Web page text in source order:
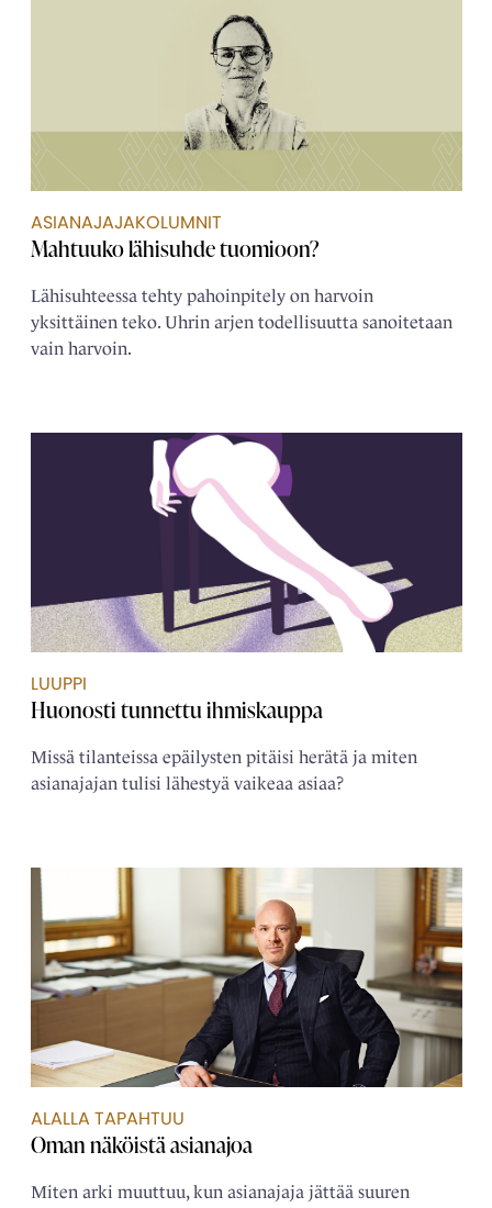
ASIANAJAJAKOLUMNIT
Mahtuuko lähisuhde tuomioon?
Lähisuhteessa tehty pahoinpitely on harvoin
yksittäinen teko. Uhrin arjen todellisuutta sanoitetaan
vain harvoin.
LUUPPI
Huonosti tunnettu ihmiskauppa
Missä tilanteissa epäilysten pitäisi herätä ja miten
asianajajan tulisi lähestyä vaikeaa asiaa?
ALALLA TAPAHTUU
Oman näköistä ­asianajoa
Miten arki muuttuu, kun asianajaja jättää suuren